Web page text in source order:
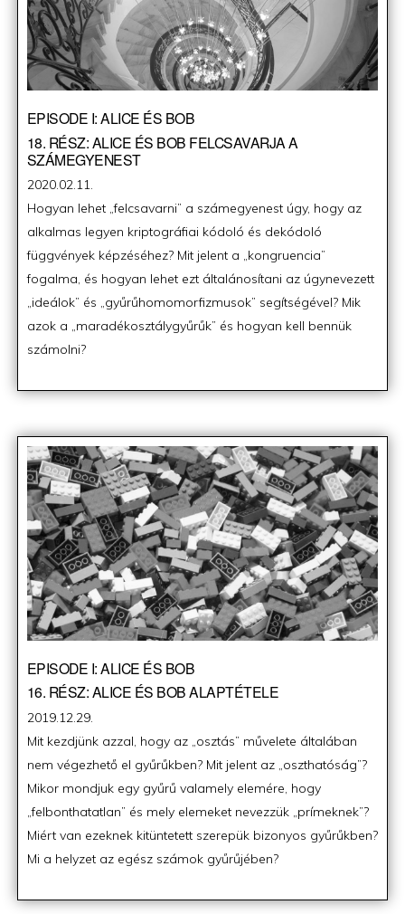
EPISODE I: ALICE ÉS BOB
18. RÉSZ: ALICE ÉS BOB FELCSAVARJA A
SZÁMEGYENEST
Posted
on
2020.02.11.
Hogyan lehet „felcsavarni” a számegyenest úgy, hogy az
alkalmas legyen kriptográfiai kódoló és dekódoló
függvények képzéséhez? Mit jelent a „kongruencia”
fogalma, és hogyan lehet ezt általánosítani az úgynevezett
„ideálok” és „gyűrűhomomorfizmusok” segítségével? Mik
azok a „maradékosztálygyűrűk” és hogyan kell bennük
számolni?
EPISODE I: ALICE ÉS BOB
16. RÉSZ: ALICE ÉS BOB ALAPTÉTELE
Posted
on
2019.12.29.
Mit kezdjünk azzal, hogy az „osztás” művelete általában
nem végezhető el gyűrűkben? Mit jelent az „oszthatóság”?
Mikor mondjuk egy gyűrű valamely elemére, hogy
„felbonthatatlan” és mely elemeket nevezzük „prímeknek”?
Miért van ezeknek kitüntetett szerepük bizonyos gyűrűkben?
Mi a helyzet az egész számok gyűrűjében?